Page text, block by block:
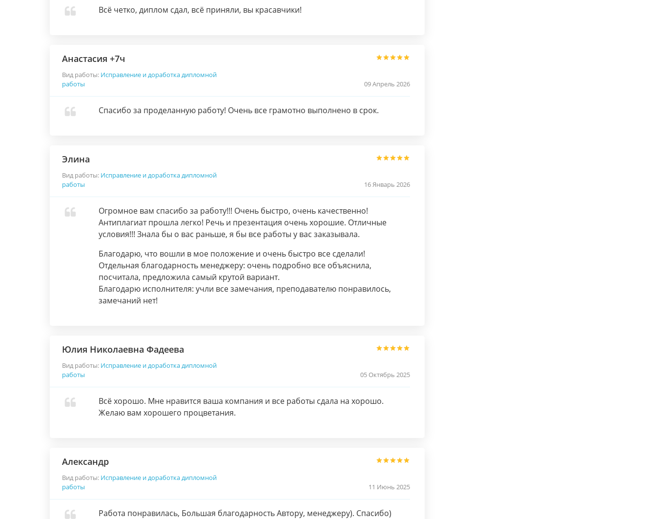
Всё четко, диплом сдал, всё приняли, вы красавчики!
Анастасия +7ч
Вид работы: Исправление и доработка дипломной
работы
09 Апрель 2026
Спасибо за проделанную работу! Очень все грамотно выполнено в срок.
Элина
Вид работы: Исправление и доработка дипломной
работы
16 Январь 2026
Огромное вам спасибо за работу!!! Очень быстро, очень качественно!
Антиплагиат прошла легко! Речь и презентация очень хорошие. Отличные
условия!!! Знала бы о вас раньше, я бы все работы у вас заказывала.
Благодарю, что вошли в мое положение и очень быстро все сделали!
Отдельная благодарность менеджеру: очень подробно все объяснила,
посчитала, предложила самый крутой вариант.
Благодарю исполнителя: учли все замечания, преподавателю понравилось,
замечаний нет!
Юлия Николаевна Фадеева
Вид работы: Исправление и доработка дипломной
работы
05 Октябрь 2025
Всё хорошо. Мне нравится ваша компания и все работы сдала на хорошо.
Желаю вам хорошего процветания.
Александр
Вид работы: Исправление и доработка дипломной
работы
11 Июнь 2025
Работа понравилась, Большая благодарность Автору, менеджеру). Спасибо)